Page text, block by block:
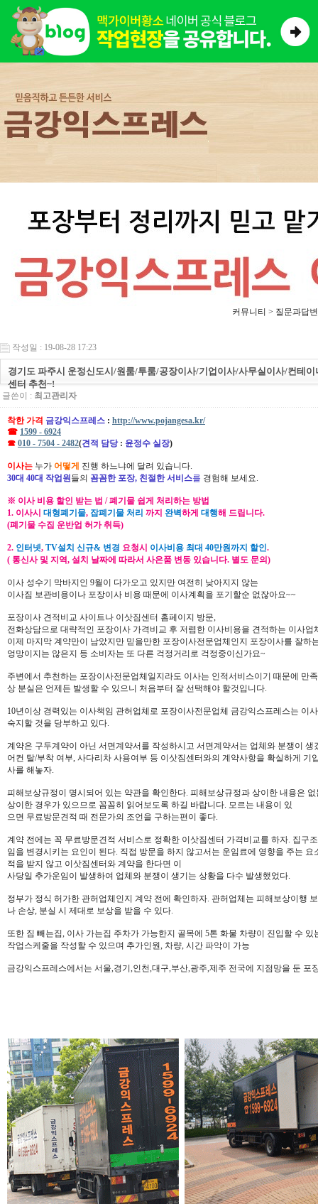
커뮤니티 > 질문과답변
작성일 : 19-08-28 17:23
경기도 파주시 운정신도시/원룸/투룸/공장이사/기업이사/사무실이사/컨테
센터 추천~!
글쓴이 : 최고관리자
착한 가격 금강익스프레스 : http://www.pojangesa.kr/
☎ 1599 - 6924
☎ 010 - 7504 - 2482(견적 담당 : 윤정수 실장)
이사는 누가 어떻게 진행 하느냐에 달려 있습니다.
30대 40대 작업원들의 꼼꼼한 포장, 친절한 서비스를 경험해 보세요.
※ 이사 비용 할인 받는 법 / 폐기물 쉽게 처리하는 방법
1. 이사시 대형폐기물, 잡폐기물 처리 까지 완벽하게 대행해 드립니다.
(폐기물 수집 운반업 허가 취득)
2. 인터넷, TV설치 신규& 변경 요청시 이사비용 최대 40만원까지 할인.
( 통신사 및 지역, 설치 날짜에 따라서 사은품 변동 있습니다. 별도 문의)
이사 성수기 막바지인 9월이 다가오고 있지만 여전히 낮아지지 않는
이사짐 보관비용이나 포장이사 비용 때문에 이사계획을 포기할순 없잖아요~~
포장이사 견적비교 사이트나 이삿짐센터 홈페이지 방문,
전화상담으로 대략적인 포장이사 가격비교 후 저렴한 이사비용을 견적하는 이사업
이제 마지막 계약만이 남았지만 믿을만한 포장이사전문업체인지 포장이사를 잘하
엉망이지는 않은지 등 소비자는 또 다른 걱정거리로 걱정중이신가요~
주변에서 추천하는 포장이사전문업체일지라도 이사는 인적서비스이기 때문에 만
상 분실은 언제든 발생할 수 있으니 처음부터 잘 선택해야 할것입니다.
10년이상 경력있는 이사책임 관허업체로 포장이사전문업체 금강익스프레스는 이
숙지할 것을 당부하고 있다.
계약은 구두계약이 아닌 서면계약서를 작성하시고 서면계약서는 업체와 분쟁이
어컨 탈/부착 여부, 사다리차 사용여부 등 이삿짐센터와의 계약사항을 확실하게
사를 해놓자.
피해보상규정이 명시되어 있는 약관을 확인한다. 피해보상규정과 상이한 내용은
상이한 경우가 있으므로 꼼꼼히 읽어보도록 하길 바랍니다. 모르는 내용이 있
으면 무료방문견적 때 전문가의 조언을 구하는편이 좋다.
계약 전에는 꼭 무료방문견적 서비스로 정확한 이삿짐센터 가격비교를 하자. 집구
임을 변경시키는 요인이 된다. 직접 방문을 하지 않고서는 운임료에 영향을 주는
적을 받지 않고 이삿짐센터와 계약을 한다면 이
사당일 추가운임이 발생하여 업체와 분쟁이 생기는 상황을 다수 발생했었다.
정부가 정식 허가한 관허업체인지 계약 전에 확인하자. 관허업체는 피해보상이행
나 손상, 분실 시 제대로 보상을 받을 수 있다.
또한 짐 빼는집, 이사 가는집 주차가 가능한지 골목에 5톤 화물 차량이 진입할 수
작업스케줄을 작성할 수 있으며 추가인원, 차량, 시간 파악이 가능
금강익스프레스에서는 서울,경기,인천,대구,부산,광주,제주 전국에 지점망을 둔 포